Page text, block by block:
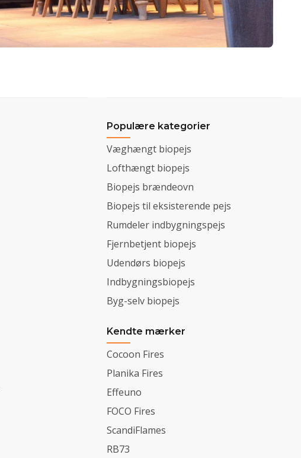
Populære kategorier
Væghængt biopejs
Lofthængt biopejs
Biopejs brændeovn
Biopejs til eksisterende pejs
Rumdeler indbygningspejs
Fjernbetjent biopejs
Udendørs biopejs
Indbygningsbiopejs
Byg-selv biopejs
Kendte mærker
Cocoon Fires
Planika Fires
Effeuno
FOCO Fires
ScandiFlames
RB73